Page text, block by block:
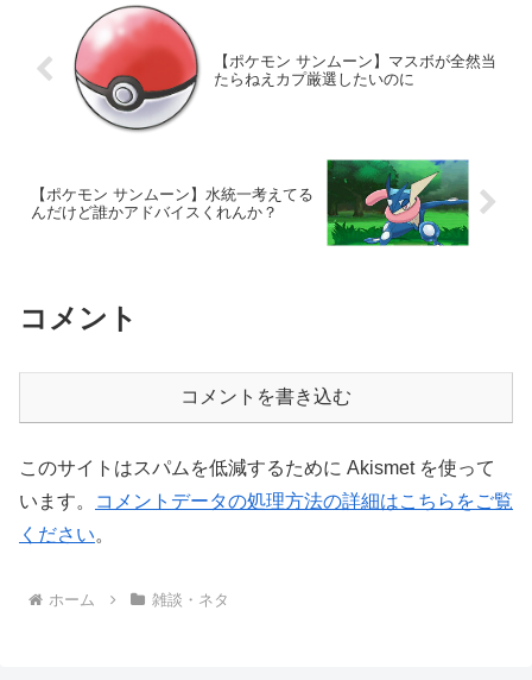
【ポケモン サンムーン】マスボが全然当
たらねえカプ厳選したいのに
【ポケモン サンムーン】水統一考えてる
んだけど誰かアドバイスくれんか？
コメント
コメントを書き込む
このサイトはスパムを低減するために Akismet を使って
います。
コメントデータの処理方法の詳細はこちらをご覧
ください。
ホーム 雑談・ネタ